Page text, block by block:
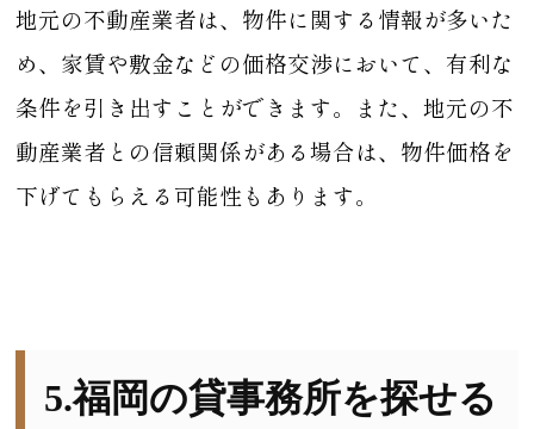
地元の不動産業者は、物件に関する情報が多いた
め、家賃や敷金などの価格交渉において、有利な
条件を引き出すことができます。また、地元の不
動産業者との信頼関係がある場合は、物件価格を
下げてもらえる可能性もあります。
5.福岡の貸事務所を探せる